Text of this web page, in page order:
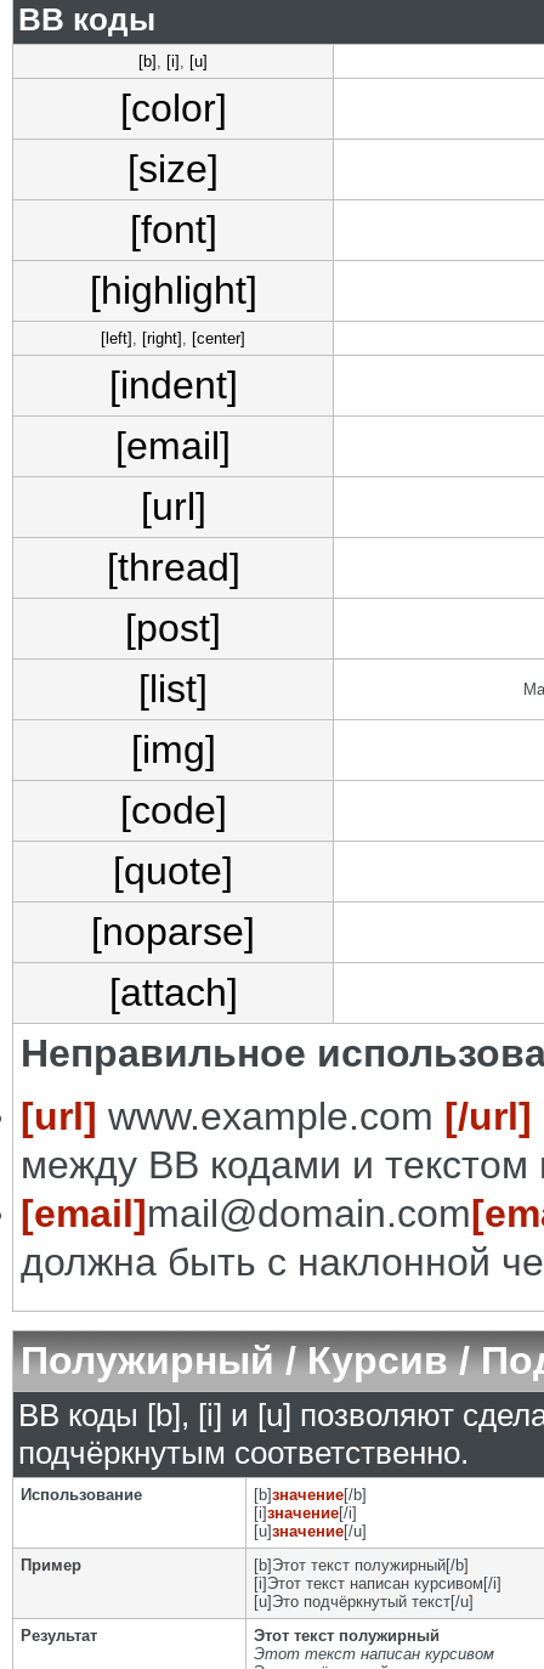
BB коды
[b] , [i] , [u]
[color]
[size]
[font]
[highlight]
[left] , [right] , [center]
[indent]
[email]
[url]
[thread]
[post]
[list]
[img]
[code]
[quote]
[noparse]
[attach]
Неправильное
[url] www.example.com [/url]
между BB кодами и текстом
[email]mail@domain.com
должна быть с наклонной
Полужирный / Курсив /
BB коды [b], [i] и [u] позволяют
подчёркнутым соответственно.
Использование [b]значение[/b]
[i]значение[/i]
[u]значение[/u]
Пример
[b]Этот текст полужирный[/b]
[i]Этот текст написан курсивом[/i]
[u]Это подчёркнутый текст[/u]
Результат
Этот текст полужирный
Этот текст написан курсивом